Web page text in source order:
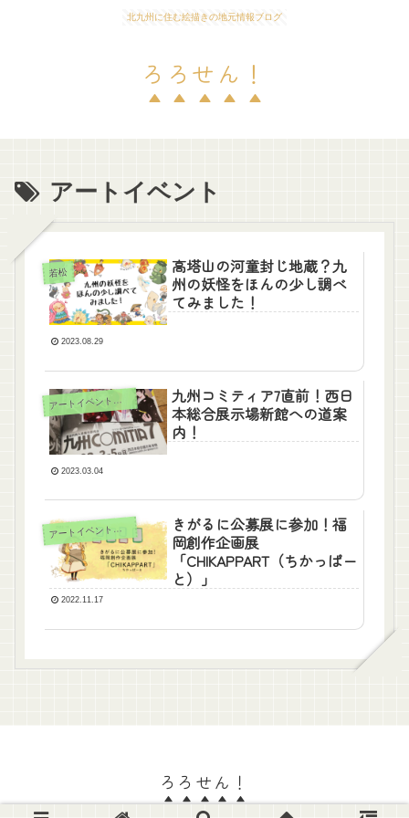
北九州に住む絵描きの地元情報ブログ
ろろせん！
アートイベント
若松
高塔山の河童封じ地蔵？九
州の妖怪をほんの少し調べ
てみました！
2023.08.29
ア
九州コミティア7直前！西日
本総合展示場新館への道案
内！
2023.03.04
ア
ートイベント情報
きがるに公募展に参加！福
岡創作企画展
「CHIKAPPART（ちかっぱー
と）」
2022.11.17
ろろせん！